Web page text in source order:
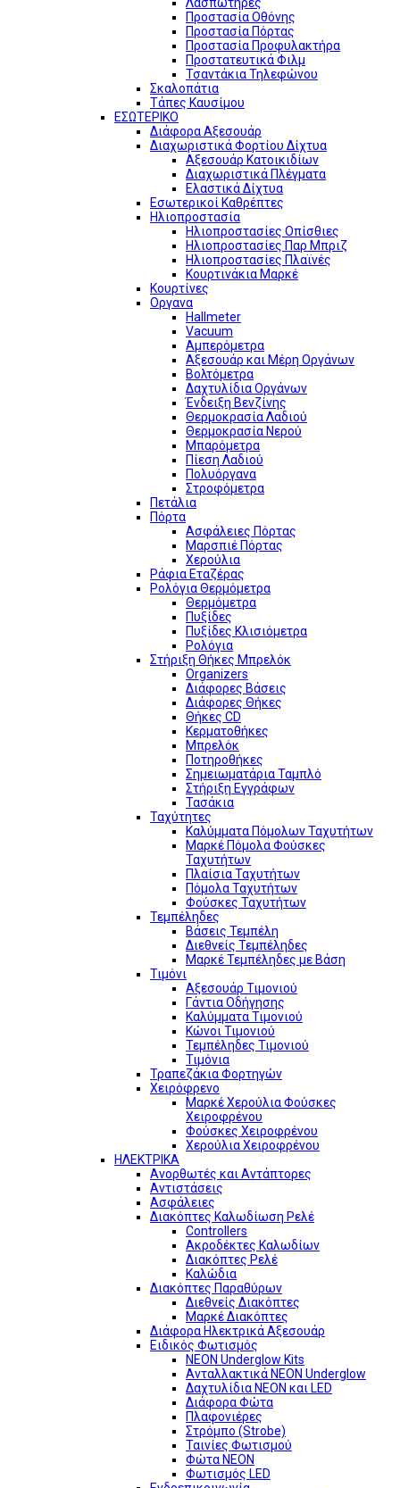
Προστασία Οθόνης
Προστασία Πόρτας
Προστασία Προφυλακτήρα
Προστατευτικά Φιλμ
Τσαντάκια Τηλεφώνου
Σκαλοπάτια
Τάπες Καυσίμου
ΕΣΩΤΕΡΙΚΟ
Διάφορα Αξεσουάρ
Διαχωριστικά Φορτίου Δίχτυα
Αξεσουάρ Κατοικιδίων
Διαχωριστικά Πλέγματα
Ελαστικά Δίχτυα
Εσωτερικοί Καθρέπτες
Ηλιοπροστασία
Ηλιοπροστασίες Οπίσθιες
Ηλιοπροστασίες Παρ Μπριζ
Ηλιοπροστασίες Πλαϊνές
Κουρτινάκια Μαρκέ
Κουρτίνες
Οργανα
Hallmeter
Vacuum
Αμπερόμετρα
Αξεσουάρ και Μέρη Οργάνων
Βολτόμετρα
Δαχτυλίδια Οργάνων
Ένδειξη Βενζίνης
Θερμοκρασία Λαδιού
Θερμοκρασία Νερού
Μπαρόμετρα
Πίεση Λαδιού
Πολυόργανα
Στροφόμετρα
Πετάλια
Πόρτα
Ασφάλειες Πόρτας
Μαρσπιέ Πόρτας
Χερούλια
Ράφια Εταζέρας
Ρολόγια Θερμόμετρα
Θερμόμετρα
Πυξίδες
Πυξίδες Κλισιόμετρα
Ρολόγια
Στήριξη Θήκες Μπρελόκ
Organizers
Διάφορες Βάσεις
Διάφορες Θήκες
Θήκες CD
Κερματοθήκες
Μπρελόκ
Ποτηροθήκες
Σημειωματάρια Ταμπλό
Στήριξη Εγγράφων
Τασάκια
Ταχύτητες
Καλύμματα Πόμολων Ταχυτήτων
Μαρκέ Πόμολα Φούσκες
Ταχυτήτων
Πλαίσια Ταχυτήτων
Πόμολα Ταχυτήτων
Φούσκες Ταχυτήτων
Τεμπέληδες
Βάσεις Τεμπέλη
Διεθνείς Τεμπέληδες
Μαρκέ Τεμπέληδες με Βάση
Τιμόνι
Αξεσουάρ Τιμονιού
Γάντια Οδήγησης
Καλύμματα Τιμονιού
Κώνοι Τιμονιού
Τεμπέληδες Τιμονιού
Τιμόνια
Τραπεζάκια Φορτηγών
Χειρόφρενο
Μαρκέ Χερούλια Φούσκες
Χειροφρένου
Φούσκες Χειροφρένου
Χερούλια Χειροφρένου
ΗΛΕΚΤΡΙΚΑ
Ανορθωτές και Αντάπτορες
Αντιστάσεις
Ασφάλειες
Διακόπτες Καλωδίωση Ρελέ
Controllers
Ακροδέκτες Καλωδίων
Διακόπτες Ρελέ
Καλώδια
Διακόπτες Παραθύρων
Διεθνείς Διακόπτες
Μαρκέ Διακόπτες
Διάφορα Ηλεκτρικά Αξεσουάρ
Ειδικός Φωτισμός
NEON Underglow Kits
Ανταλλακτικά NEON Underglow
Δαχτυλίδια NEON και LED
Διάφορα Φώτα
Πλαφονιέρες
Στρόμπο (Strobe)
Ταινίες Φωτισμού
Φώτα NEON
Φωτισμός LED